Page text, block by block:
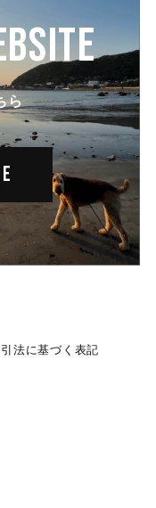
ら
法に基づく表記